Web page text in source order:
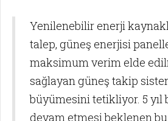
Yenilenebilir enerji
talep, güneş enerjisi
maksimum verim elde
sağlayan güneş takip
büyümesini tetikliyor. 5 yıl
devam etmesi beklenen